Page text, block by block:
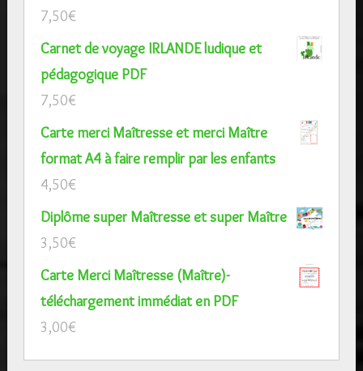
7,50€
Carnet de voyage IRLANDE ludique et
pédagogique PDF
7,50€
Carte merci Maîtresse et merci Maître
format A4 à faire remplir par les enfants
4,50€
Diplôme super Maîtresse et super Maître
3,50€
Carte Merci Maîtresse (Maître)-
téléchargement immédiat en PDF
3,00€